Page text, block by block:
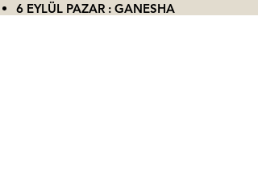
6 EYLÜL PAZAR : GANESHA